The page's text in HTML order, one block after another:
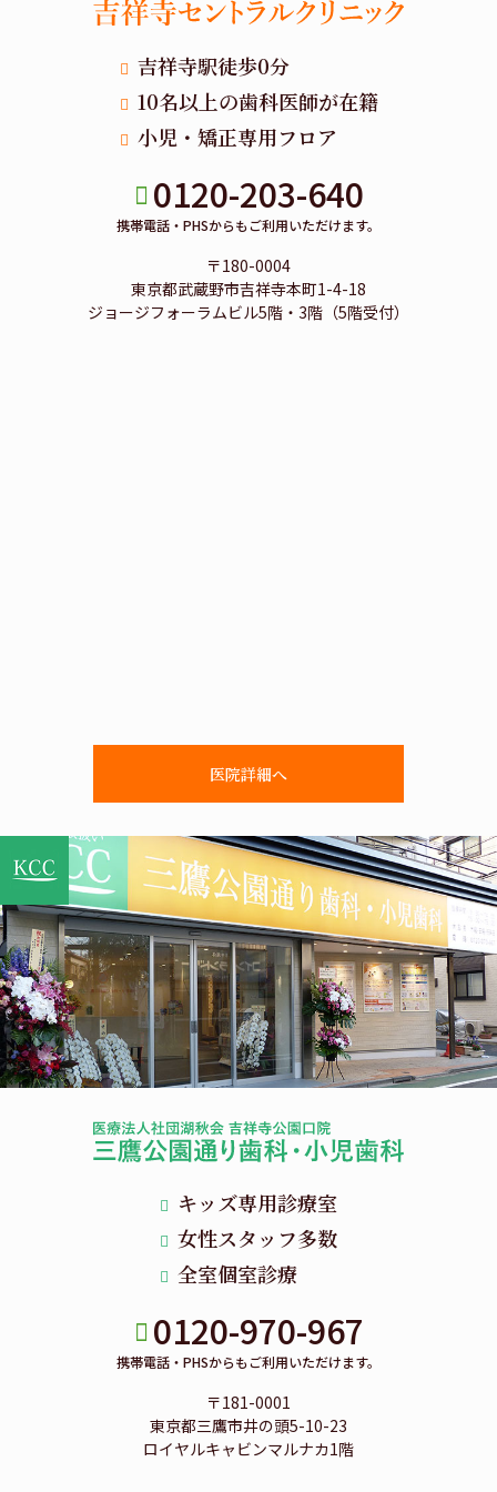
吉祥寺駅徒歩0分
10名以上の歯科医師が在籍
小児・矯正専用フロア
0120-203-640
携帯電話・PHSからもご利用いただけます。
〒180-0004
東京都武蔵野市吉祥寺本町1-4-18
ジョージフォーラムビル5階・3階（5階受付）
医院詳細へ
キッズ専用診療室
女性スタッフ多数
全室個室診療
0120-970-967
携帯電話・PHSからもご利用いただけます。
〒181-0001
東京都三鷹市井の頭5-10-23
ロイヤルキャビンマルナカ1階